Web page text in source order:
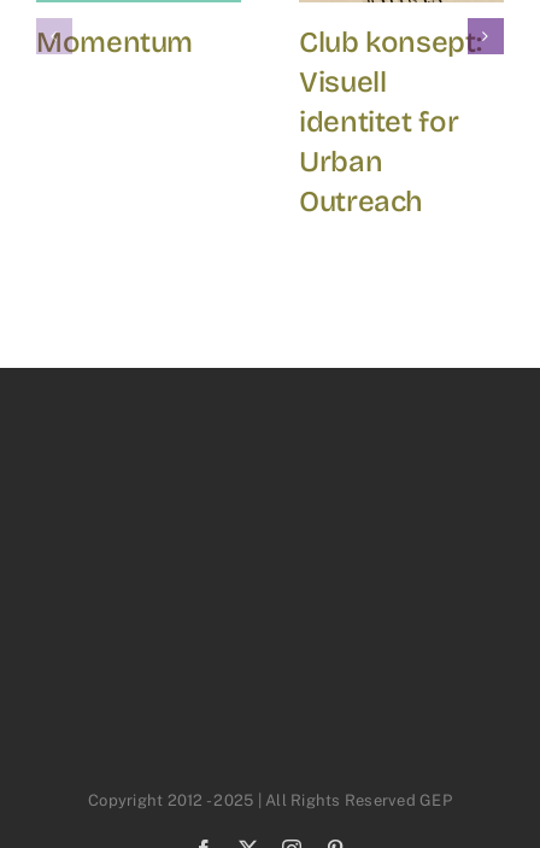
Momentum
Club konsept:
Visuell
identitet for
Urban
Outreach
Copyright 2012 - 2025 | All Rights Reserved GEP